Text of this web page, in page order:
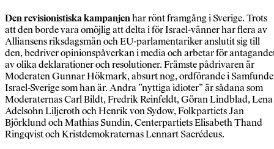
Den revisionistiska kampanjenhar rönt framgång i Sverige. Trots
att den borde vara omöjlig att delta i för Israel-vänner har flera av
Alliansens riksdagsmän och EU-parlamentariker anslutit sig till
den, bedriver opinionspåverkan i media och arbetar för
av olika deklarationer och resolutioner. Främste pådrivaren är
Moderaten Gunnar Hökmark, absurt nog, ordförande i
Israel-Sverige som han är. Andra ”nyttiga idioter” är sådana som
Moderaternas Carl Bildt, Fredrik Reinfeldt, Göran Lindblad, Lena
Adelsohn Liljeroth och Henrik von Sydow, Folkpartiets Jan
Björklund och Mathias Sundin, Centerpartiets Elisabeth Thand
Ringqvist och Kristdemokraternas Lennart Sacrédeus.